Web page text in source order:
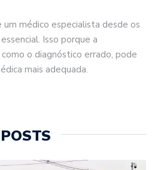
um médico especialista desde os
Isso porque a
o diagnóstico errado, pode
mais adequada.